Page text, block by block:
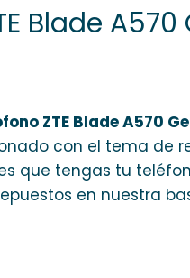
Blade
ZTE Blade A570
con el tema de
que tengas tu
en nuestra